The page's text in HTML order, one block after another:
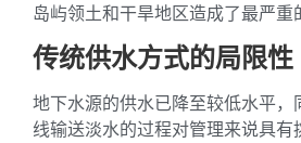
岛屿领土和干旱地区造成了最严重
传统供水方式的局限性
地下水源的供水已降至较低水平
线输送淡水的过程对管理来说具有